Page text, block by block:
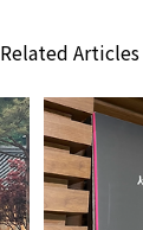
Related Articles